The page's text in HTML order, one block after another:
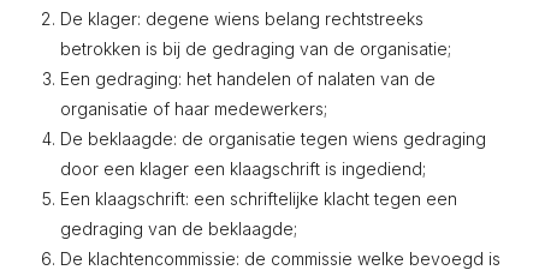
De klager: degene wiens belang rechtstreeks
betrokken is bij de gedraging van de organisatie;
Een gedraging: het handelen of nalaten van de
organisatie of haar medewerkers;
De beklaagde: de organisatie tegen wiens gedraging
door een klager een klaagschrift is ingediend;
Een klaagschrift: een schriftelijke klacht tegen een
gedraging van de beklaagde;
De klachtencommissie: de commissie welke bevoegd is